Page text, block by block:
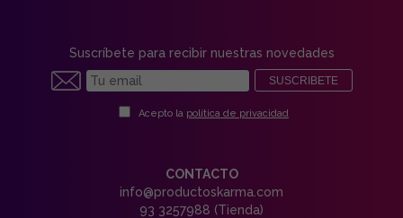
Suscríbete para recibir nuestras novedades
SUSCRIBETE
Acepto la política de privacidad
CONTACTO
info@productoskarma.com
93 3257988 (Tienda)